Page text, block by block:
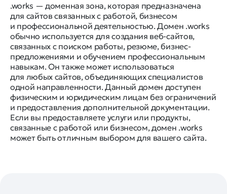
.works — доменная зона, которая предназначена
для сайтов связанных с работой, бизнесом
и профессиональной деятельностью. Домен .works
обычно используется для создания веб-сайтов,
связанных с поиском работы, резюме, бизнес-
предложениями и обучением профессиональным
навыкам. Он также может использоваться
для любых сайтов, объединяющих специалистов
одной направленности. Данный домен доступен
физическим и юридическим лицам без ограничений
и предоставления дополнительной документации.
Если вы предоставляете услуги или продукты,
связанные с работой или бизнесом, домен .works
может быть отличным выбором для вашего сайта.